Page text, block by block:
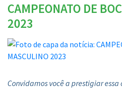
CAMPEONATO DE
2023
Convidamos você a prestigiar